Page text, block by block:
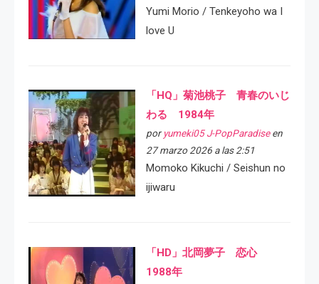
Yumi Morio / Tenkeyoho wa I
love U
「HQ」菊池桃子 青春のいじ
わる 1984年
por yumeki05 J-PopParadiseen
27 marzo 2026 a las 2:51
Momoko Kikuchi / Seishun no
ijiwaru
「HD」北岡夢子 恋心
1988年